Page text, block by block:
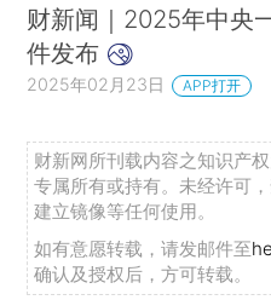
财新闻｜2025年中央
件发布
2025年02月23日 APP打开
财新网所刊载内容之知识产
专属所有或持有。未经许可
建立镜像等任何使用。
如有意愿转载，请发邮件至
确认及授权后，方可转载。